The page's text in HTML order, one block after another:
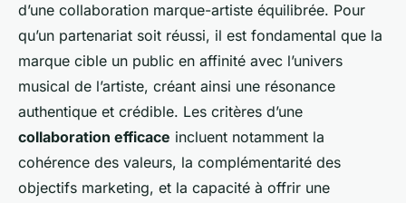
d’une collaboration marque-artiste équilibrée. Pour
qu’un partenariat soit réussi, il est fondamental que la
marque cible un public en affinité avec l’univers
musical de l’artiste, créant ainsi une résonance
authentique et crédible. Les critères d’une
collaboration efficace incluent notamment la
cohérence des valeurs, la complémentarité des
objectifs marketing, et la capacité à offrir une